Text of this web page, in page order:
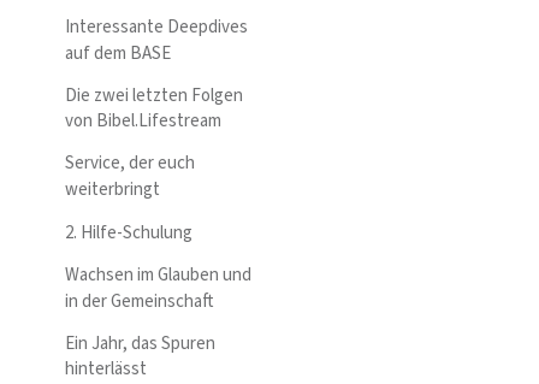
Interessante Deepdives
auf dem BASE
Die zwei letzten Folgen
von Bibel.Lifestream
Service, der euch
weiterbringt
2. Hilfe-Schulung
Wachsen im Glauben und
in der Gemeinschaft
Ein Jahr, das Spuren
hinterlässt